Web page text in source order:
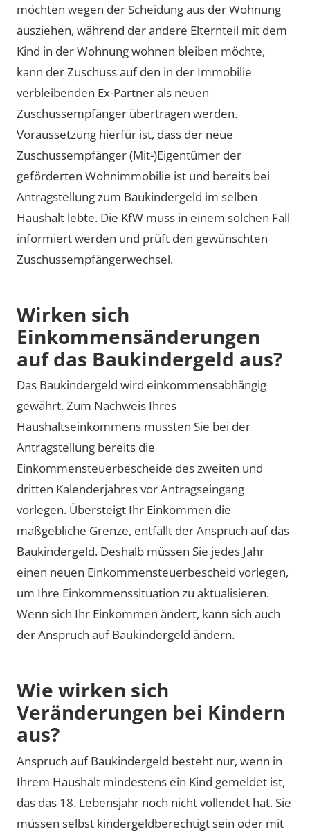
möchten wegen der Scheidung aus der Wohnung
ausziehen, während der andere Elternteil mit dem
Kind in der Wohnung wohnen bleiben möchte,
kann der Zuschuss auf den in der Immobilie
verbleibenden Ex-Partner als neuen
Zuschussempfänger übertragen werden.
Voraussetzung hierfür ist, dass der neue
Zuschussempfänger (Mit-)Eigentümer der
geförderten Wohnimmobilie ist und bereits bei
Antragstellung zum Baukindergeld im selben
Haushalt lebte. Die KfW muss in einem solchen Fall
informiert werden und prüft den gewünschten
Zuschussempfängerwechsel.
Wirken sich
Einkommensänderungen
auf das Baukindergeld aus?
Das Baukindergeld wird einkommensabhängig
gewährt. Zum Nachweis Ihres
Haushaltseinkommens mussten Sie bei der
Antragstellung bereits die
Einkommensteuerbescheide des zweiten und
dritten Kalenderjahres vor Antragseingang
vorlegen. Übersteigt Ihr Einkommen die
maßgebliche Grenze, entfällt der Anspruch auf das
Baukindergeld. Deshalb müssen Sie jedes Jahr
einen neuen Einkommensteuerbescheid vorlegen,
um Ihre Einkommenssituation zu aktualisieren.
Wenn sich Ihr Einkommen ändert, kann sich auch
der Anspruch auf Baukindergeld ändern.
Wie wirken sich
Veränderungen bei Kindern
aus?
Anspruch auf Baukindergeld besteht nur, wenn in
Ihrem Haushalt mindestens ein Kind gemeldet ist,
das das 18. Lebensjahr noch nicht vollendet hat. Sie
müssen selbst kindergeldberechtigt sein oder mit